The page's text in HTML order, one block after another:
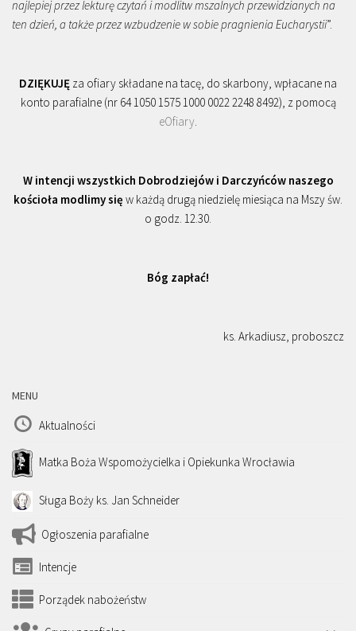
najlepiej przez lekturę czytań i modlitw mszalnych przewidzianych na
ten dzień, a także przez wzbudzenie w sobie pragnienia Eucharystii”.
DZIĘKUJĘ za ofiary składane na tacę, do skarbony, wpłacane na
konto parafialne (nr 64 1050 1575 1000 0022 2248 8492), z pomocą
eOfiary.
W intencji wszystkich Dobrodziejów i Darczyńców naszego
kościoła modlimy się w każdą drugą niedzielę miesiąca na Mszy św.
o godz. 12.30.
Bóg zapłać!
ks. Arkadiusz, proboszcz
MENU
Aktualności
Matka Boża Wspomożycielka i Opiekunka Wrocławia
Sługa Boży ks. Jan Schneider
Ogłoszenia parafialne
Intencje
Porządek nabożeństw